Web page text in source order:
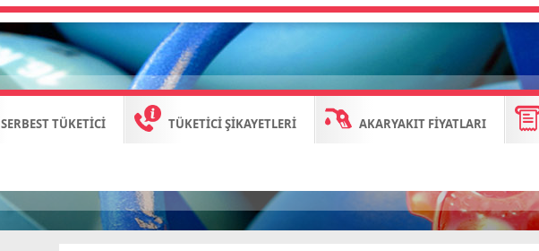
SERBEST TÜKETİCİ TÜKETİCİ ŞİKAYETLERİ AKARYAKIT FİYATLARI